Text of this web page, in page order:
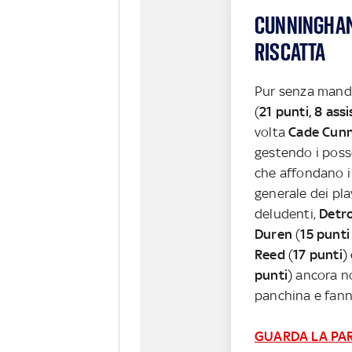
RISCATTA
Pur senza
(21 punti, 8
voltaCade
gestendo i
che affondano
generale dei
deludenti,
Duren (15 punti
Reed(17 punti)
punti) ancora
panchina e
GUARDA LA